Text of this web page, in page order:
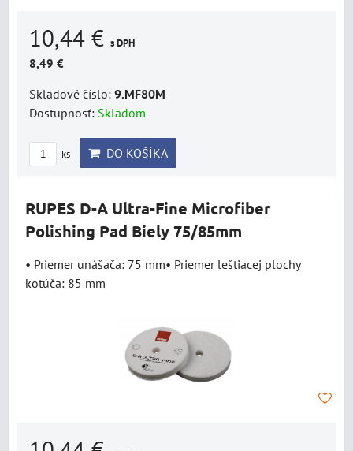
10,44 € s DPH
8,49 €
Skladové číslo: 9.MF80M
Dostupnosť: Skladom
ks DO KOŠÍKA
RUPES D-A Ultra-Fine Microfiber
Polishing Pad Biely 75/85mm
• Priemer unášača: 75 mm• Priemer leštiacej plochy
kotúča: 85 mm